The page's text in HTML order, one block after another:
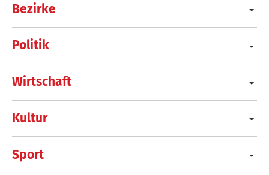
Bezirke
Politik
Wirtschaft
Kultur
Sport